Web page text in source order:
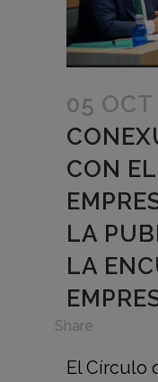
05 OCT
CON
LA
LA
Share
El Círculo